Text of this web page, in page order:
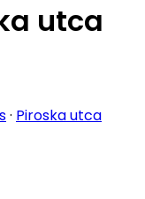
utca
· Piroska utca